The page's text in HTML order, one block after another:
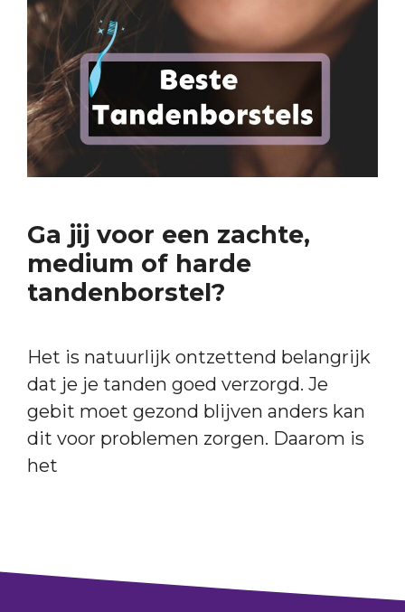
Ga jij voor een zachte,
medium of harde
tandenborstel?
Het is natuurlijk ontzettend belangrijk
dat je je tanden goed verzorgd. Je
gebit moet gezond blijven anders kan
dit voor problemen zorgen. Daarom is
het